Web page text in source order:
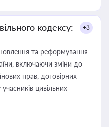
кодексу:
+3
та реформування
включаючи зміни до
прав, договірних
цивільних